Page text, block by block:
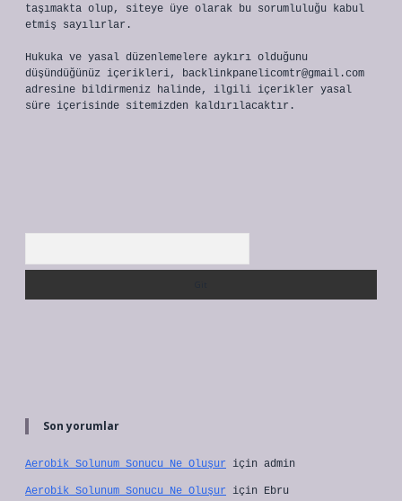
taşımakta olup, siteye üye olarak bu sorumluluğu kabul
etmiş sayılırlar.
Hukuka ve yasal düzenlemelere aykırı olduğunu
düşündüğünüz içerikleri, backlinkpanelicomtr@gmail.com
adresine bildirmeniz halinde, ilgili içerikler yasal
süre içerisinde sitemizden kaldırılacaktır.
Son yorumlar
Aerobik Solunum Sonucu Ne Oluşur için admin
Aerobik Solunum Sonucu Ne Oluşur için Ebru